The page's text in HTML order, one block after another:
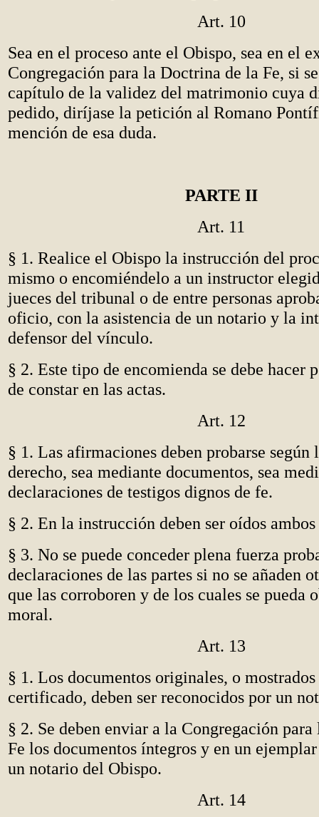
Art. 10
Sea en el proceso ante el Obispo, sea en el
Congregación para la Doctrina de la Fe, si
capítulo de la validez del matrimonio cuya
pedido, diríjase la petición al Romano
mención de esa duda.
PARTE II
Art. 11
§ 1. Realice el Obispo la instrucción del
mismo o encomiéndelo a un instructor
jueces del tribunal o de entre personas
oficio, con la asistencia de un notario y la
defensor del vínculo.
§ 2. Este tipo de encomienda se debe hacer
de constar en las actas.
Art. 12
§ 1. Las afirmaciones deben probarse según
derecho, sea mediante documentos, sea
declaraciones de testigos dignos de fe.
§ 2. En la instrucción deben ser oídos
§ 3. No se puede conceder plena fuerza
declaraciones de las partes si no se añaden
que las corroboren y de los cuales se pueda
moral.
Art. 13
§ 1. Los documentos originales, o
certificado, deben ser reconocidos por un
§ 2. Se deben enviar a la Congregación
Fe los documentos íntegros y en un
un notario del Obispo.
Art. 14